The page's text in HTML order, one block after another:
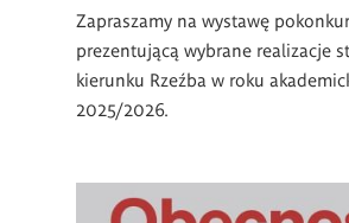
Zapraszamy na wystawę
prezentującą wybrane realizacje
kierunku Rzeźba w roku
2025/2026.